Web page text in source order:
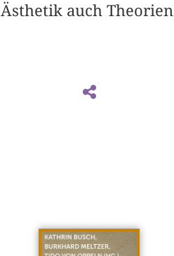
auch